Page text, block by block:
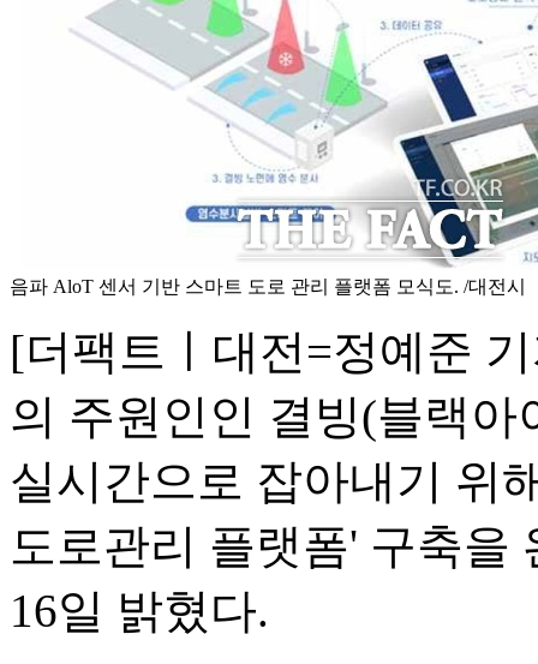
음파 AloT 센서 기반 스마트 도로 관리 플랫폼 모식도. /대전시
[더팩트ㅣ대전=정예준
의 주원인인 결빙(블랙
실시간으로 잡아내기 위
도로관리 플랫폼' 구축을
16일 밝혔다.